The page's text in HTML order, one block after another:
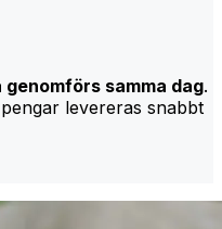
genomförs samma dag.
levereras snabbt